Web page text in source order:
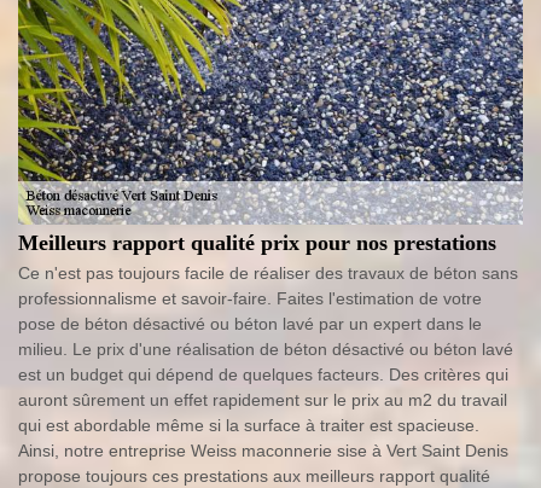
Meilleurs rapport qualité prix pour nos prestations
Ce n'est pas toujours facile de réaliser des travaux de béton sans
professionnalisme et savoir-faire. Faites l'estimation de votre
pose de béton désactivé ou béton lavé par un expert dans le
milieu. Le prix d'une réalisation de béton désactivé ou béton lavé
est un budget qui dépend de quelques facteurs. Des critères qui
auront sûrement un effet rapidement sur le prix au m2 du travail
qui est abordable même si la surface à traiter est spacieuse.
Ainsi, notre entreprise Weiss maconnerie sise à Vert Saint Denis
propose toujours ces prestations aux meilleurs rapport qualité